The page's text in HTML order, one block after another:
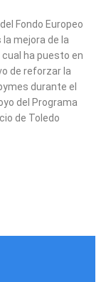
Fondo Europeo
mejora de la
ha puesto en
de reforzar la
durante el
del Programa
de Toledo